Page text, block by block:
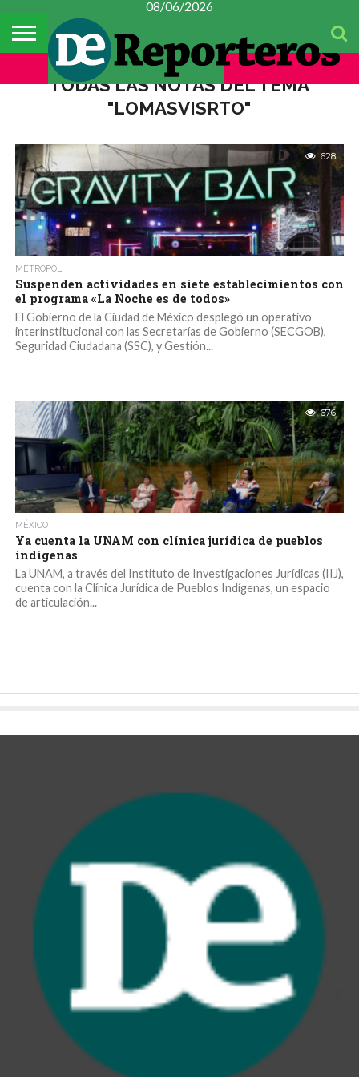
TEMAS
DEL
#CONSTITUYENTE
MÉXICO
METROPOLI
POLICIACA
ESPECTÁCULOS
CULTURA
FINANZAS
CIENCIA Y
TECNOLOGÍA
MUJER
08/06/2026
TODAS LAS NOTAS DEL TEMA
"LOMASVISRTO"
628
METROPOLI
Suspenden actividades en siete establecimientos con
el programa «La Noche es de todos»
El Gobierno de la Ciudad de México desplegó un operativo
interinstitucional con las Secretarías de Gobierno (SECGOB),
Seguridad Ciudadana (SSC), y Gestión...
676
MÉXICO
Ya cuenta la UNAM con clínica jurídica de pueblos
indígenas
La UNAM, a través del Instituto de Investigaciones Jurídicas (IIJ),
cuenta con la Clínica Jurídica de Pueblos Indígenas, un espacio
de articulación...